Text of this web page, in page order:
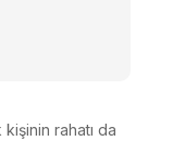
rahatı da